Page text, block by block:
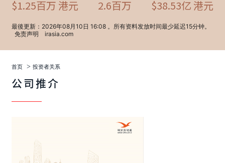
首页 > 投资者关系
公司推介